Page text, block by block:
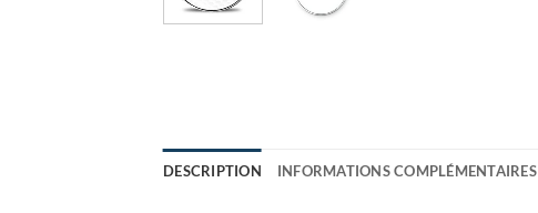
DESCRIPTION INFORMATIONS COMPLÉMENTAIRES